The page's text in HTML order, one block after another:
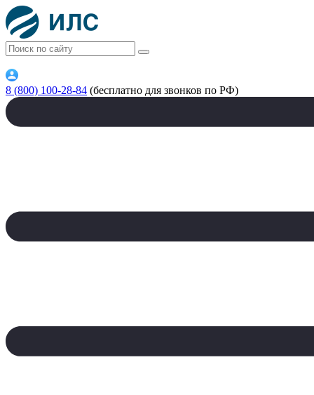
8 (800) 100-28-84 (бесплатно для звонков по РФ)